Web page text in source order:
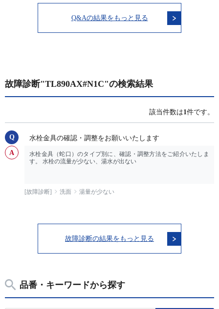
Q&Aの結果をもっと見る
故障診断"TL890AX#N1C"の検索結果
該当件数は1件です。
水栓金具の確認・調整をお願いいたします
水栓金具（蛇口）のタイプ別に、確認・調整方法をご紹介いたしま
す。 水栓の流量が少ない、湯水が出ない
[故障診断] 洗面 湯量が少ない
故障診断の結果をもっと見る
品番・キーワードから探す